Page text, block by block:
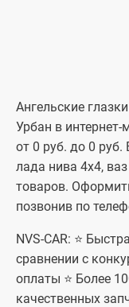
Ангельские
Урбан в интернет-
от 0 руб. до 0 руб.
лада нива 4x4,
товаров.
позвонив по
NVS-CAR: ⭐
сравнении с
оплаты ⭐ Более
качественных